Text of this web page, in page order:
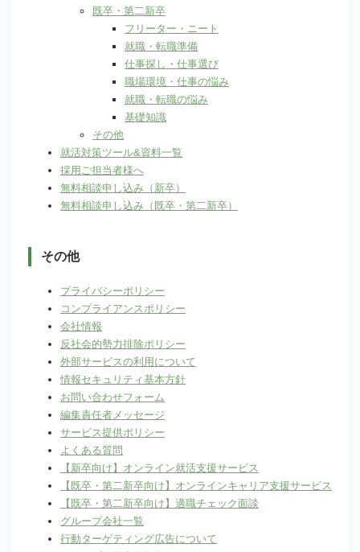
既卒・第二新卒
フリーター・ニート
就職・転職準備
仕事探し・仕事選び
職場環境・仕事の悩み
就職・転職の悩み
基礎知識
その他
就活対策ツール&資料一覧
採用ご担当者様へ
無料相談申し込み（新卒）
無料相談申し込み（既卒・第二新卒）
その他
プライバシーポリシー
コンプライアンスポリシー
会社情報
反社会的勢力排除ポリシー
外部サービスの利用について
情報セキュリティ基本方針
お問い合わせフォーム
編集責任者メッセージ
サービス提供ポリシー
よくある質問
【新卒向け】オンライン就活支援サービス
【既卒・第二新卒向け】オンラインキャリア支援サービス
【既卒・第二新卒向け】適職チェック面談
グループ会社一覧
行動ターゲティング広告について